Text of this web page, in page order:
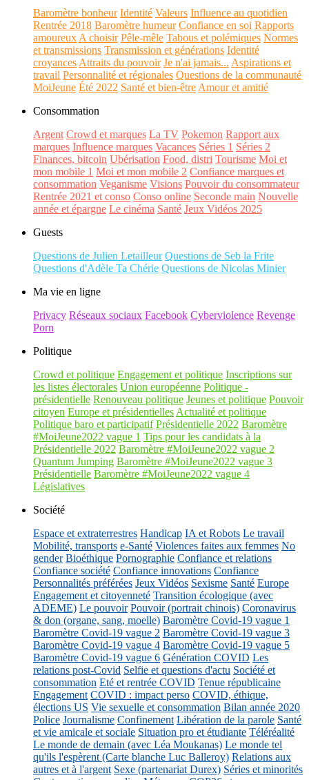
Baromètre bonheur Identité Valeurs Influence au quotidien
Rentrée 2018 Baromètre humeur Confiance en soi Rapports
amoureux A choisir Pêle-mêle Tabous et polémiques Normes
et transmissions Transmission et générations Identité
croyances Attraits du pouvoir Je n'ai jamais... Aspirations et
travail Personnalité et régionales Questions de la communauté
MoiJeune Été 2022 Santé et bien-être Amour et amitié
Consommation
Argent Crowd et marques La TV Pokemon Rapport aux
marques Influence marques Vacances Séries 1 Séries 2
Finances, bitcoin Ubérisation Food, distri Tourisme Moi et
mon mobile 1 Moi et mon mobile 2 Confiance marques et
consommation Veganisme Visions Pouvoir du consommateur
Rentrée 2021 et conso Conso online Seconde main Nouvelle
année et épargne Le cinéma Santé Jeux Vidéos 2025
Guests
Questions de Julien Letailleur Questions de Seb la Frite
Questions d'Adèle Ta Chérie Questions de Nicolas Minier
Ma vie en ligne
Privacy Réseaux sociaux Facebook Cyberviolence Revenge
Porn
Politique
Crowd et politique Engagement et politique Inscriptions sur
les listes électorales Union européenne Politique -
présidentielle Renouveau politique Jeunes et politique Pouvoir
citoyen Europe et présidentielles Actualité et politique
Politique baro et participatif Présidentielle 2022 Baromètre
#MoiJeune2022 vague 1 Tips pour les candidats à la
Présidentielle 2022 Baromètre #MoiJeune2022 vague 2
Quantum Jumping Baromètre #MoiJeune2022 vague 3
Présidentielle Baromètre #MoiJeune2022 vague 4
Législatives
Société
Espace et extraterrestres Handicap IA et Robots Le travail
Mobilité, transports e-Santé Violences faites aux femmes No
gender Bioéthique Pornographie Confiance et relations
Confiance société Confiance innovations Confiance
Personnalités préférées Jeux Vidéos Sexisme Santé Europe
Engagement et citoyenneté Transition écologique (avec
ADEME) Le pouvoir Pouvoir (portrait chinois) Coronavirus
& don (organe, sang, moelle) Baromètre Covid-19 vague 1
Baromètre Covid-19 vague 2 Baromètre Covid-19 vague 3
Baromètre Covid-19 vague 4 Baromètre Covid-19 vague 5
Baromètre Covid-19 vague 6 Génération COVID Les
relations post-Covid Selfie et questions d'actu Société et
consommation Eté et rentrée COVID Tenue républicaine
Engagement COVID : impact perso COVID, éthique,
élections US Vie sexuelle et consommation Bilan année 2020
Police Journalisme Confinement Libération de la parole Santé
et vie amicale et sociale Situation pro et étudiante Téléréalité
Le monde de demain (avec Léa Moukanas) Le monde tel
qu'ils l'espèrent (Carte blanche Luc Balleroy) Relations aux
autres et à l'argent Sexe (partenariat Durex) Séries et minorités